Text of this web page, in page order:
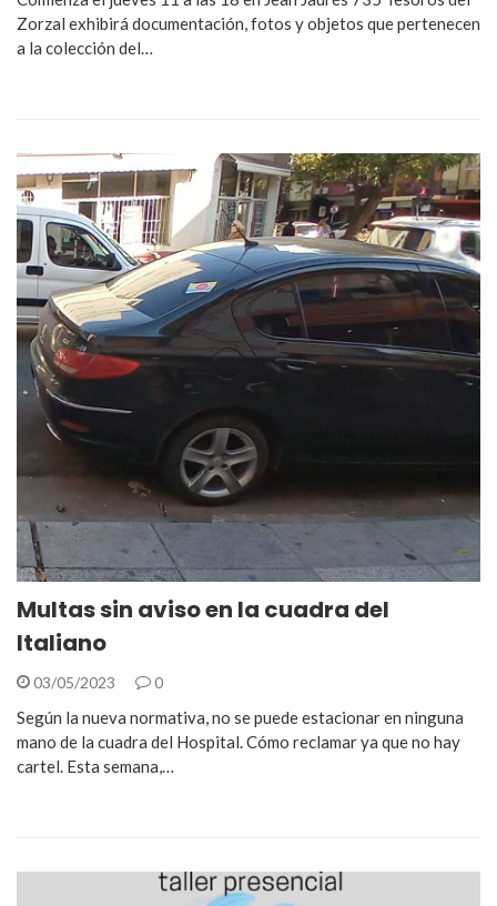
Zorzal exhibirá documentación, fotos y objetos que pertenecen
a la colección del…
Multas sin aviso en la cuadra del
Italiano
03/05/2023 0
Según la nueva normativa, no se puede estacionar en ninguna
mano de la cuadra del Hospital. Cómo reclamar ya que no hay
cartel. Esta semana,…